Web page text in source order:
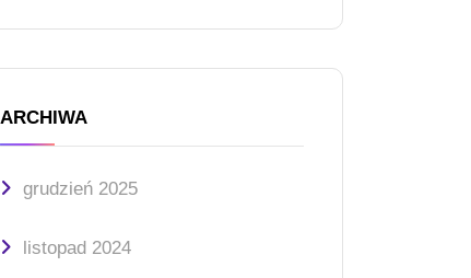
ARCHIWA
grudzień 2025
listopad 2024